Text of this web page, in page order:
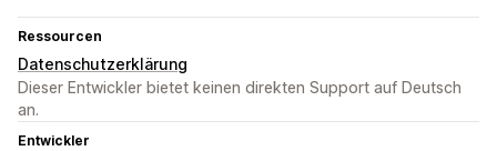
Ressourcen
Datenschutzerklärung
Dieser Entwickler bietet keinen direkten Support auf Deutsch
an.
Entwickler